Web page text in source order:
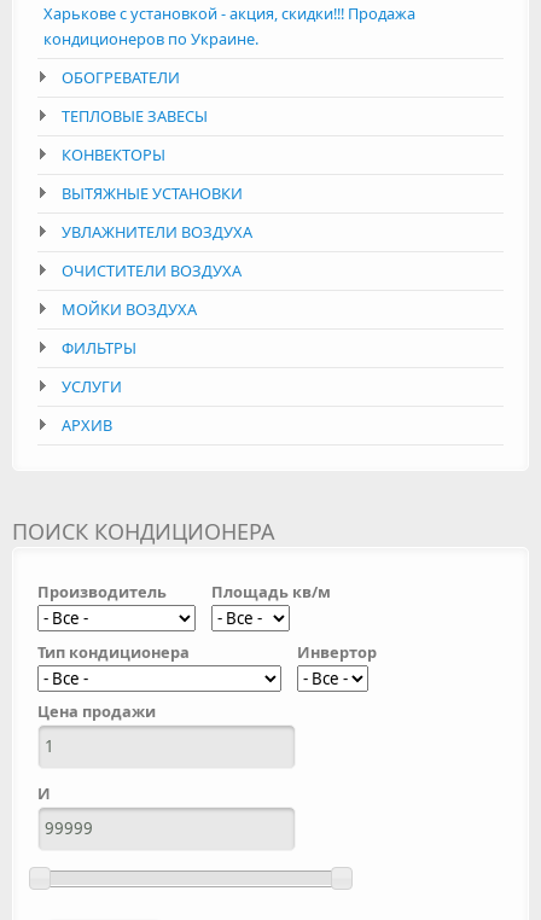
Харькове с установкой - акция, скидки!!! Продажа
кондиционеров по Украине.
ОБОГРЕВАТЕЛИ
ТЕПЛОВЫЕ ЗАВЕСЫ
КОНВЕКТОРЫ
ВЫТЯЖНЫЕ УСТАНОВКИ
УВЛАЖНИТЕЛИ ВОЗДУХА
ОЧИСТИТЕЛИ ВОЗДУХА
МОЙКИ ВОЗДУХА
ФИЛЬТРЫ
УСЛУГИ
АРХИВ
ПОИСК КОНДИЦИОНЕРА
Производитель Площадь кв/м
Тип кондиционера Инвертор
Цена продажи
И